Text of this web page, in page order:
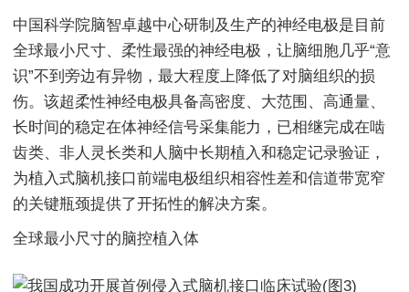
中国科学院脑智卓越中心研制及生产的神经电极是目前
全球最小尺寸、柔性最强的神经电极，让脑细胞几乎“意
识”不到旁边有异物，最大程度上降低了对脑组织的损
伤。该超柔性神经电极具备高密度、大范围、高通量、
长时间的稳定在体神经信号采集能力，已相继完成在啮
齿类、非人灵长类和人脑中长期植入和稳定记录验证，
为植入式脑机接口前端电极组织相容性差和信道带宽窄
的关键瓶颈提供了开拓性的解决方案。
全球最小尺寸的脑控植入体